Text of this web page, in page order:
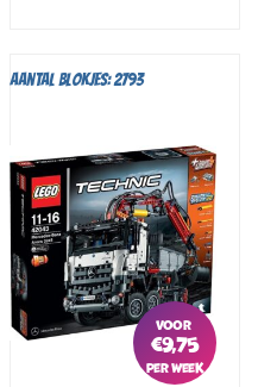
Aantal blokjes: 2793
€9,75